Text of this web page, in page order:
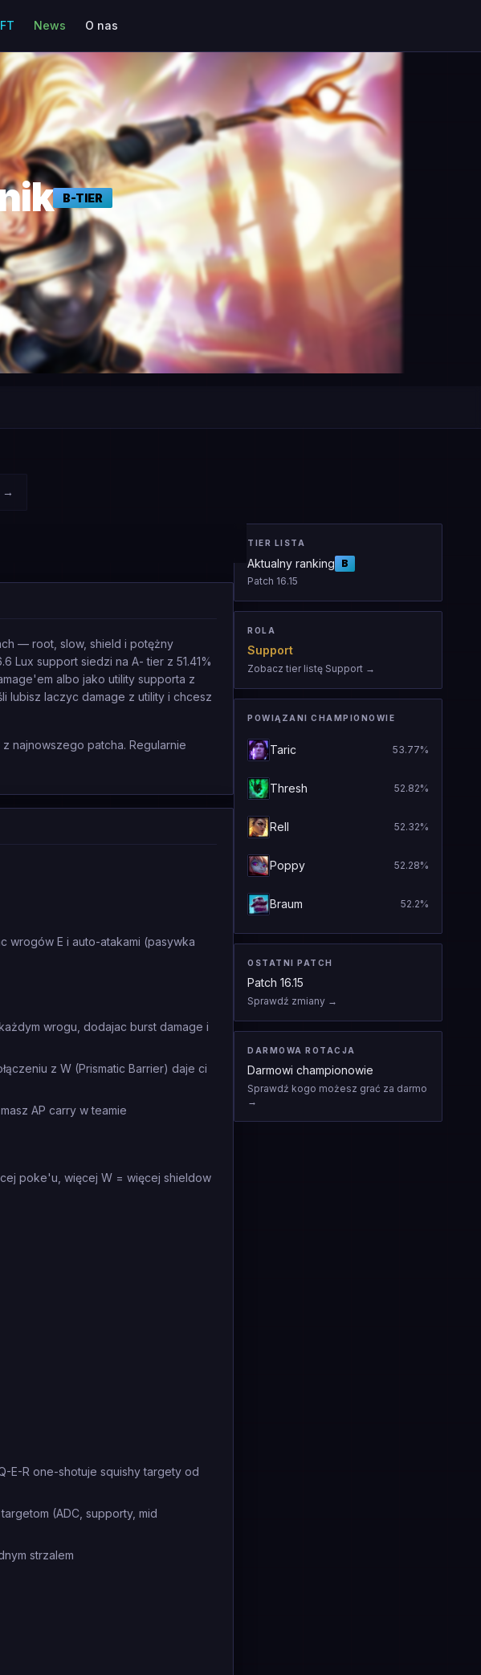
News O nas
B-TIER
→
— root, slow, shield i potężny
Lux support siedzi na A- tier z 51.41%
albo jako utility supporta z
lubisz laczyc damage z utility i chcesz
najnowszego patcha. Regularnie
wrogów E i auto-atakami (pasywka
wrogu, dodajac burst damage i
z W (Prismatic Barrier) daje ci
AP carry w teamie
poke'u, więcej W = więcej shieldow
E-R one-shotuje squishy targety od
(ADC, supporty, mid
strzalem
TIER LISTA
Aktualny ranking
B
Patch 16.15
ROLA
Support
Zobacz tier listę Support →
POWIĄZANI CHAMPIONOWIE
Taric 53.77%
Thresh 52.82%
Rell 52.32%
Poppy 52.28%
Braum 52.2%
OSTATNI PATCH
Patch 16.15
Sprawdź zmiany →
DARMOWA ROTACJA
Darmowi championowie
Sprawdź kogo możesz grać za darmo
→